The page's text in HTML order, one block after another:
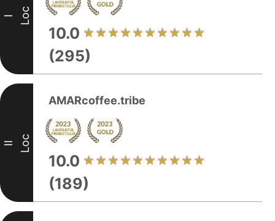
I Loc
10.0
(295)
II Loc
AMARcoffee.tribe
10.0
(189)